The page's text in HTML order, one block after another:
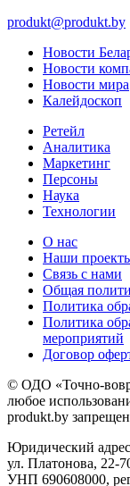
produkt@produkt.by
Новости
Новости
Новости мира
Калейдоскоп
Ретейл
Аналитика
Маркетинг
Персоны
Наука
Технологии
О нас
Наши
Связь с нами
Общая
Политика
Политика
мероприятий
Договор
© ОДО «Точно-
любое
produkt.by
Юридический
ул. Платонова, 22-
УНП 690608000,